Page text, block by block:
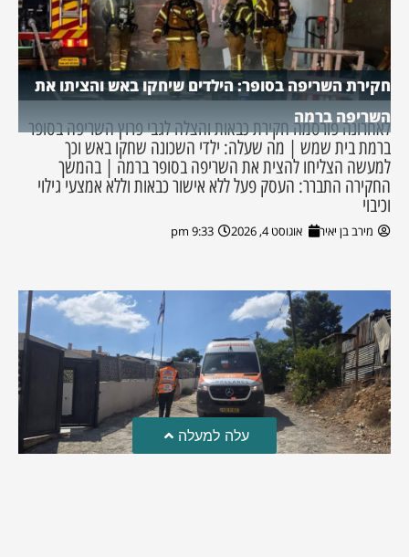
חקירת השריפה בסופר: הילדים שיחקו באש והציתו את
השריפה ברמה
לאחרונה פורסמה חקירת כבאות והצלה לגבי פרוץ השריפה בסופר
ברמת בית שמש | מה שעלה: ילדי השכונה שחקו באש וכך
למעשה הצליחו להצית את השריפה בסופר ברמה | בהמשך
החקירה התברר: העסק פעל ללא אישור כבאות וללא אמצעי גילוי
וכיבוי
מירב בן יאיר אוגוסט 4, 2026 9:33 pm
עלה למעלה